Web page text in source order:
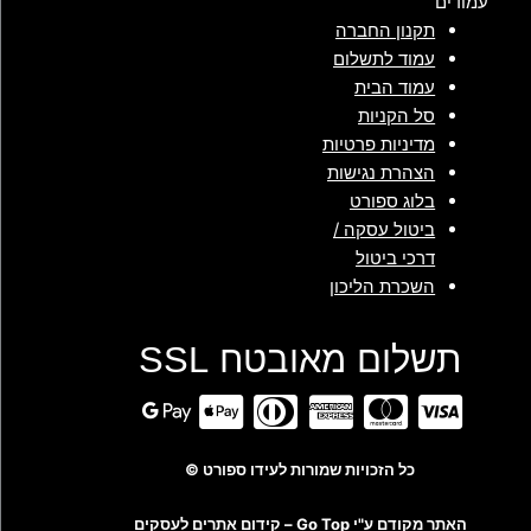
תקנון החברה
עמוד לתשלום
עמוד הבית
סל הקניות
מדיניות פרטיות
הצהרת נגישות
בלוג ספורט
ביטול עסקה /
דרכי ביטול
השכרת הליכון
תשלום מאובטח SSL
כל הזכויות שמורות לעידו ספורט ©
האתר מקודם ע"י Go Top – קידום אתרים לעסקים